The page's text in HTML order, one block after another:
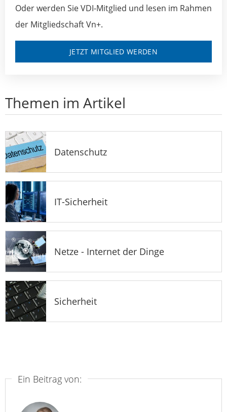
Oder werden Sie VDI-Mitglied und lesen im Rahmen
der Mitgliedschaft Vn+.
JETZT MITGLIED WERDEN
Themen im Artikel
Datenschutz
IT-Sicherheit
Netze - Internet der Dinge
Sicherheit
Ein Beitrag von: